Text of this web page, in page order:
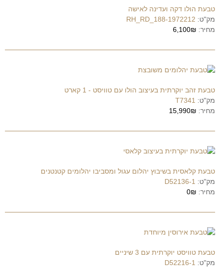
טבעת הולו דקה ועדינה לאישה
מק"ט: 1972212-RH_RD_188
מחיר: 6,100₪
טבעת זהב יוקרתית בעיצוב הולו עם טוויסט - 1 קארט
מק"ט: T7341
מחיר: 15,990₪
טבעת קלאסית בשיבוץ יהלום עגול ומסביבו יהלומים קטנטנים
מק"ט: D52136-1
מחיר: 0₪
טבעת טוויסט יוקרתית עם 3 שיניים
מק"ט: D52216-1